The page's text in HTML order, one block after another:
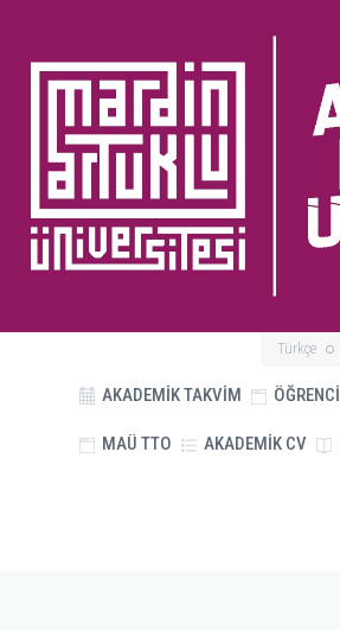
Türkçe
AKADEMİK TAKVİM
MAÜ TTO AKADEMİK CV